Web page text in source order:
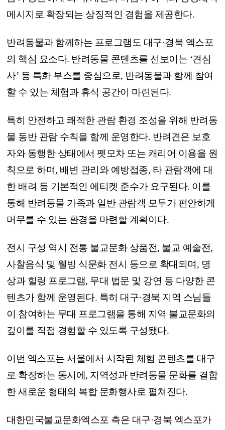
메시지로 확장되는 상징적인 경험을 제공한다.
반려동물과 함께하는 프로그램도 대구·경북 엑스포
의 핵심 요소다. 반려동물 콘텐츠를 선보이는 ‘견심
사’ 등 특화 부스를 중심으로, 반려동물과 함께 참여
할 수 있는 체험과 휴식 공간이 마련된다.
특히 안전하고 쾌적한 관람 환경 조성을 위해 반려동
물 동반 관람 수칙을 함께 운영한다. 반려견은 보호
자와 동행한 상태에서 펫모차 또는 캐리어 이용을 원
칙으로 하며, 배변 관리와 예방접종, 타 관람객에 대
한 배려 등 기본적인 에티켓 준수가 요구된다. 이를
통해 반려동물 가족과 일반 관람객 모두가 편안하게
머무를 수 있는 환경을 마련할 계획이다.
전시 구성 역시 전통 불교문화 상품전, 불교 예술전,
사찰음식 및 웰빙 식문화 전시 등으로 확대되며, 명
상과 힐링 프로그램, 무대 법문 및 강연 등 다양한 콘
텐츠가 함께 운영된다. 특히 대구·경북 지역 스님들
이 참여하는 무대 프로그램을 통해 지역 불교문화의
깊이를 직접 경험할 수 있도록 구성됐다.
이번 엑스포는 서울에서 시작된 체험 콘텐츠를 대구
로 확장하는 동시에, 지역성과 반려동물 문화를 결합
한 새로운 형태의 복합 문화행사로 펼쳐진다.
대한민국불교문화엑스포 측은 대구·경북 엑스포가